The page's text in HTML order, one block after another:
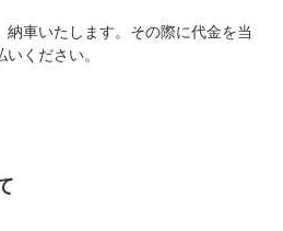
納車いたします。その際に代金を当
ください。